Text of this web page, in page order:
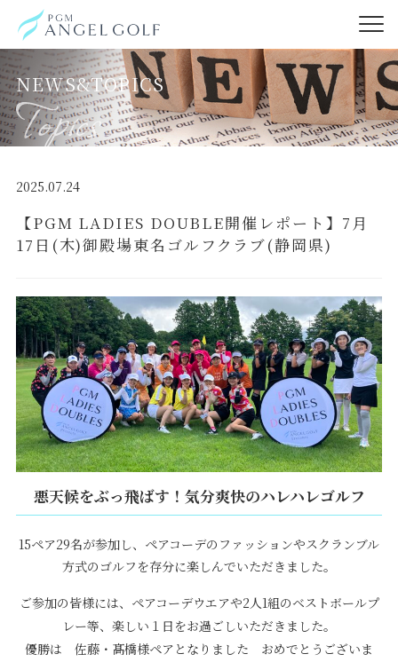
NEWS&TOPICS
2025.07.24
【PGM LADIES DOUBLE開催レポート】7月
17日(木)御殿場東名ゴルフクラブ(静岡県)
悪天候をぶっ飛ばす！気分爽快のハレハレゴルフ
15ペア29名が参加し、ペアコーデのファッションやスクランブル
方式のゴルフを存分に楽しんでいただきました。
ご参加の皆様には、ペアコーデウエアや2人1組のベストボールプ
レー等、楽しい１日をお過ごしいただきました。
優勝は 佐藤・髙橋様ペアとなりました おめでとうございま